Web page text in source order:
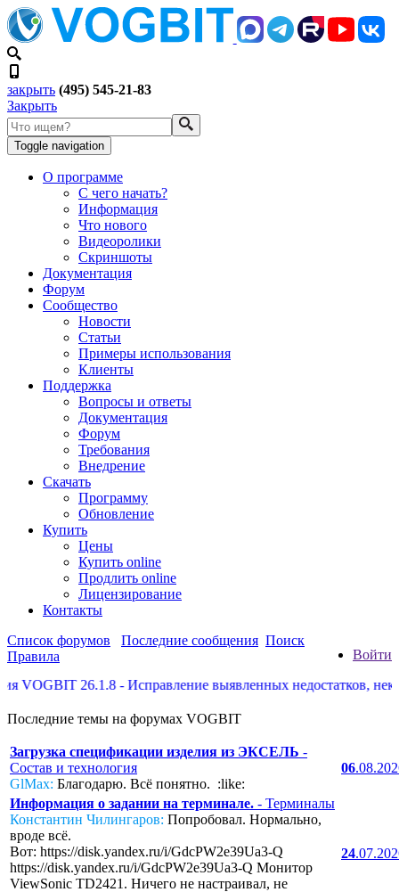
закрыть (495) 545-21-83
Закрыть
Toggle navigation
О программе
С чего начать?
Информация
Что нового
Видеоролики
Скриншоты
Документация
Форум
Сообщество
Новости
Статьи
Примеры использования
Клиенты
Поддержка
Вопросы и ответы
Документация
Форум
Требования
Внедрение
Скачать
Программу
Обновление
Купить
Цены
Купить online
Продлить online
Лицензирование
Контакты
Войти
Список форумов Последние сообщения Поиск
Правила
26.1.8 - Исправление выявленных недостатков,
Последние темы на форумах VOGBIT
Загрузка спецификации изделия из ЭКСЕЛЬ -
Состав и технология
GlMax: Благодарю. Всё понятно. :like:
06
Информация о задании на терминале. - Терминалы
Константин Чилингаров: Попробовал. Нормально,
вроде всё.
Вот: https://disk.yandex.ru/i/GdcPW2e39Ua3-Q
https://disk.yandex.ru/i/GdcPW2e39Ua3-Q Монитор
ViewSonic TD2421. Ничего не настраивал, не
24